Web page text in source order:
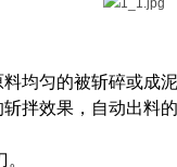
均匀的被斩碎或
拌效果，自动出料